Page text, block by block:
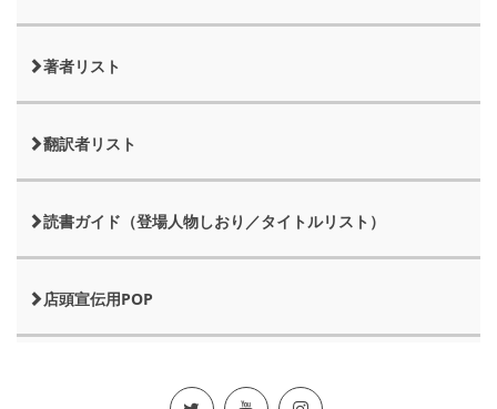
著者リスト
翻訳者リスト
読書ガイド（登場人物しおり／タイトルリスト）
店頭宣伝用POP